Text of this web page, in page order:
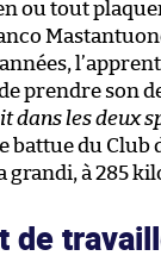
ou tout
prendre son
dans les deux
du Club
à 285
de